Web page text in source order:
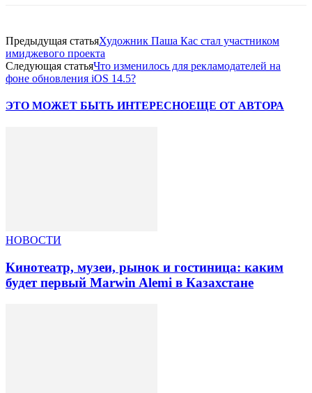
Предыдущая статьяХудожник Паша Кас стал участником
имиджевого проекта
Следующая статьяЧто изменилось для рекламодателей на
фоне обновления iOS 14.5?
ЭТО МОЖЕТ БЫТЬ ИНТЕРЕСНОЕЩЕ ОТ АВТОРА
НОВОСТИ
Кинотеатр, музеи, рынок и гостиница: каким
будет первый Marwin Alemi в Казахстане